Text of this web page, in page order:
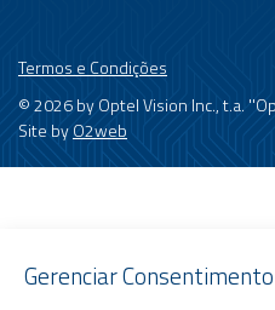
Gerenciar
Termos e Condições
© 2026 by Optel Vision Inc., t.a.
Site byO2web